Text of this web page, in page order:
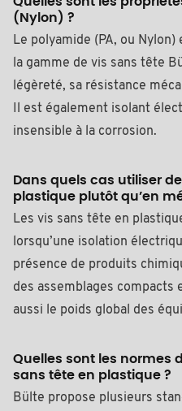
(Nylon) ?
Le polyamide (PA, ou
la gamme de vis sans tête
légèreté, sa résistance
Il est également isolant
insensible à la corrosion.
Dans quels cas utiliser
plastique plutôt qu’en
Les vis sans tête en
lorsqu’une isolation
présence de produits
des assemblages
aussi le poids global des
Quelles sont les normes
sans tête en plastique ?
Bülte propose plusieurs